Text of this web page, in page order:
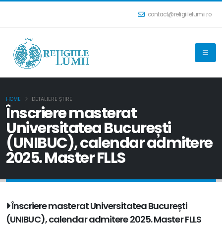
contact@religiilelumii.ro
Înscriere masterat
Universitatea București
(UNIBUC), calendar admitere
2025. Master FLLS
HOME DETALIERE ȘTIRE
Înscriere masterat Universitatea București
(UNIBUC), calendar admitere 2025. Master FLLS